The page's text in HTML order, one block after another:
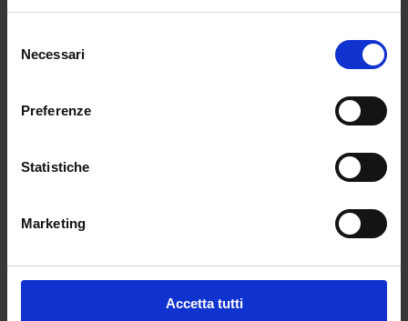
delNecessari
Preferenze
Statistiche
Marketing
Accetta tutti
da
Inside the Editorial vi immerge in “La forma